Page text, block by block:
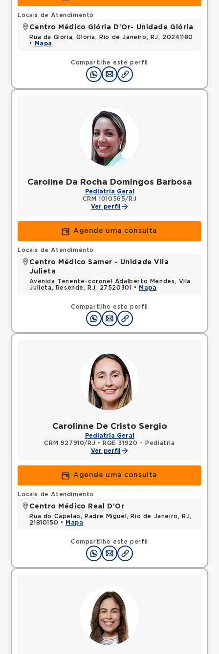
Compartilhe este perfil
Locais de Atendimento
Centro Médico Glória D'Or- Unidade Glória
Rua da Gloria, Gloria, Rio de Janeiro, RJ, 20241180
•
Mapa
Caroline Da Rocha Domingos Barbosa
Pediatria Geral
CRM 1010565/RJ
Ver perfil
Agende uma consulta
Compartilhe este perfil
Locais de Atendimento
Centro Médico Samer - Unidade Vila
Julieta
Avenida Tenente-coronel Adalberto Mendes, Vila
Julieta, Resende, RJ, 27520301 •
Mapa
Carolinne De Cristo Sergio
Pediatria Geral
CRM 927910/RJ •
RQE 31920 - Pediatria
Ver perfil
Agende uma consulta
Compartilhe este perfil
Locais de Atendimento
Centro Médico Real D'Or
Rua do Capelao, Padre Miguel, Rio de Janeiro, RJ,
21810150 •
Mapa